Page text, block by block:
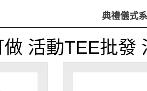
典禮儀式
活動TEE批發